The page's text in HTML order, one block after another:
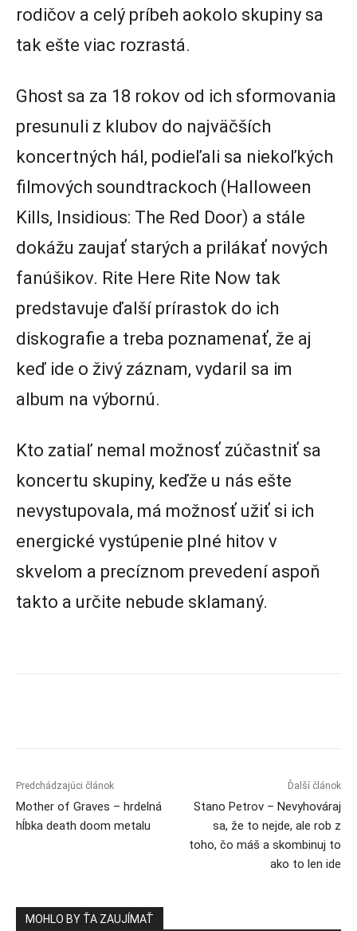
rodičov a celý príbeh aokolo skupiny sa
tak ešte viac rozrastá.
Ghost sa za 18 rokov od ich sformovania
presunuli z klubov do najväčších
koncertných hál, podieľali sa niekoľkých
filmových soundtrackoch (Halloween
Kills, Insidious: The Red Door) a stále
dokážu zaujať starých a prilákať nových
fanúšikov. Rite Here Rite Now tak
predstavuje ďalší prírastok do ich
diskografie a treba poznamenať, že aj
keď ide o živý záznam, vydaril sa im
album na výbornú.
Kto zatiaľ nemal možnosť zúčastniť sa
koncertu skupiny, keďže u nás ešte
nevystupovala, má možnosť užiť si ich
energické vystúpenie plné hitov v
skvelom a precíznom prevedení aspoň
takto a určite nebude sklamaný.
Predchádzajúci článok
Mother of Graves – hrdelná
hĺbka death doom metalu
Ďalší článok
Stano Petrov – Nevyhováraj
sa, že to nejde, ale rob z
toho, čo máš a skombinuj to
ako to len ide
MOHLO BY ŤA ZAUJÍMAŤ